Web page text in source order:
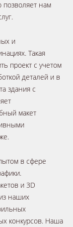
позволяет нам
и
Такая
проект с учетом
деталей и в
здания с
макет
в сфере
и 3D
наших
конкурсов. Наша